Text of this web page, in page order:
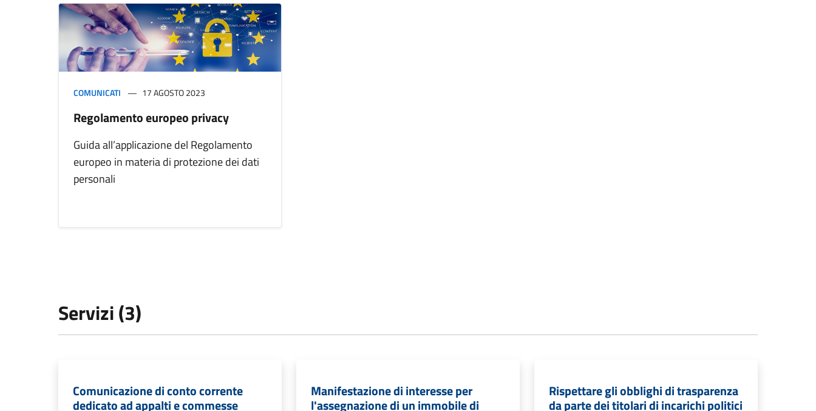
COMUNICATI 17 AGOSTO 2023
Regolamento europeo privacy
Guida all’applicazione del Regolamento
europeo in materia di protezione dei dati
personali
Servizi (3)
Comunicazione di conto corrente
dedicato ad appalti e commesse
Manifestazione di interesse per
l'assegnazione di un immobile di
Rispettare gli obblighi di trasparenza
da parte dei titolari di incarichi politici